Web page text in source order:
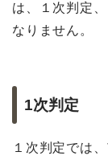
は、１次判定
なりません。
1次判定
１次判定では